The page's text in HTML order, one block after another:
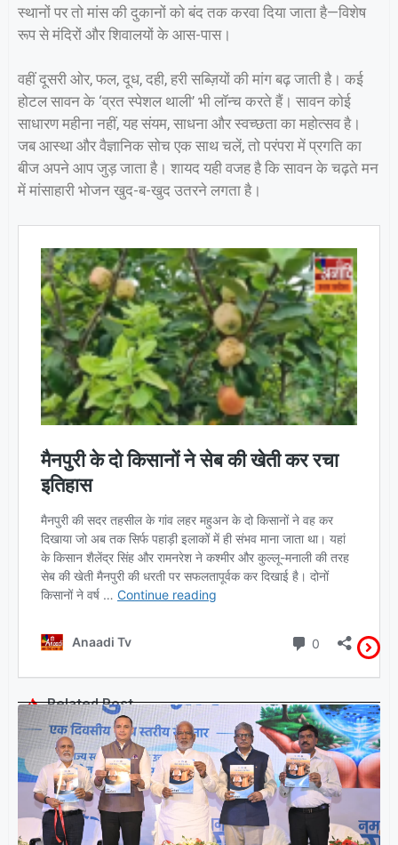
स्थानों पर तो मांस की दुकानों को बंद तक करवा दिया जाता है—विशेष
रूप से मंदिरों और शिवालयों के आस-पास।
वहीं दूसरी ओर, फल, दूध, दही, हरी सब्ज़ियों की मांग बढ़ जाती है। कई
होटल सावन के ‘व्रत स्पेशल थाली’ भी लॉन्च करते हैं। सावन कोई
साधारण महीना नहीं, यह संयम, साधना और स्वच्छता का महोत्सव है।
जब आस्था और वैज्ञानिक सोच एक साथ चलें, तो परंपरा में प्रगति का
बीज अपने आप जुड़ जाता है। शायद यही वजह है कि सावन के चढ़ते मन
में मांसाहारी भोजन खुद-ब-खुद उतरने लगता है।
Related Post